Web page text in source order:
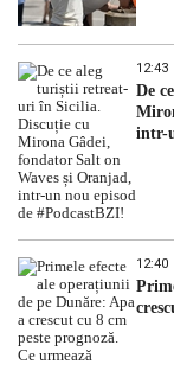
12:43
De
intr-
12:40